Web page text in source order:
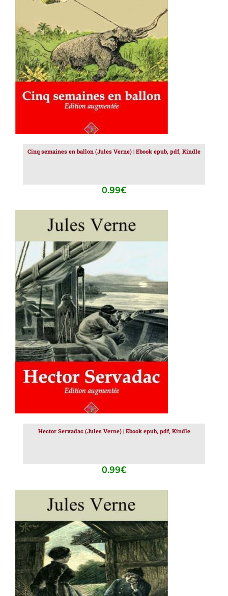
AJOUTER AU PANIER / DÉTAILS
Cinq semaines en ballon (Jules Verne) | Ebook epub, pdf, Kindle
0.99€
AJOUTER AU PANIER / DÉTAILS
Hector Servadac (Jules Verne) | Ebook epub, pdf, Kindle
0.99€
AJOUTER AU PANIER / DÉTAILS